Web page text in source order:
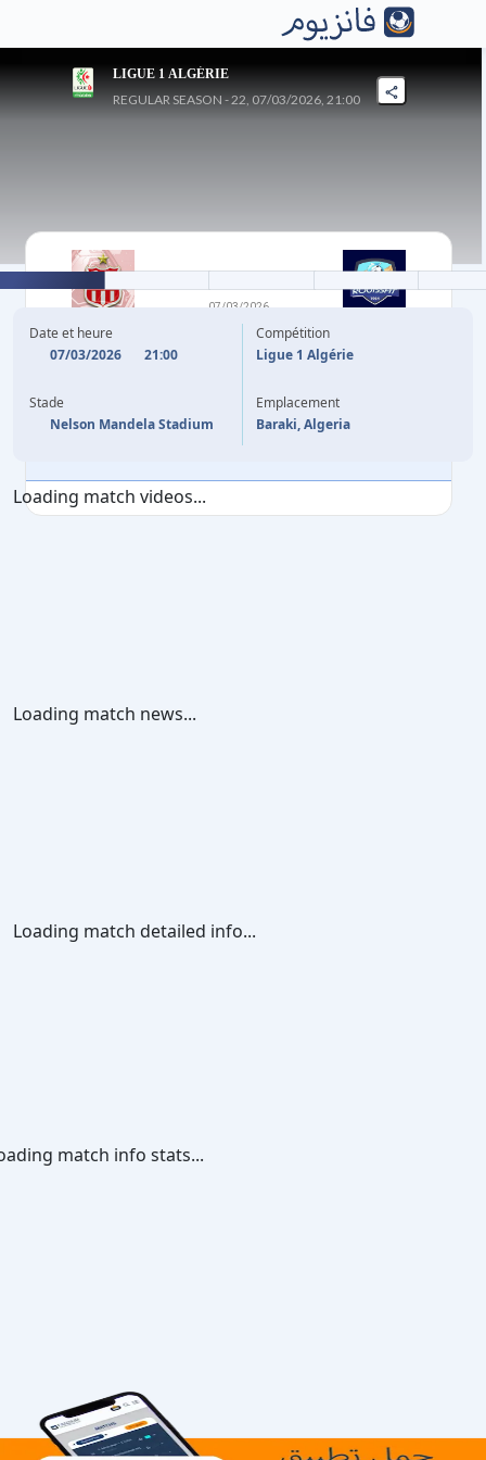
LIGUE 1 ALGÉRIE
REGULAR SEASON - 22, 07/03/2026, 21:00
CR BELOUIZDAD
07/03/2026
MB ROUISSET
8'
29' (P) A. BENGUIT
O. KHIARI
Date et heure
07/03/2026
21:00
Stade
Nelson Mandela Stadium
Compétition
Ligue 1 Algérie
Emplacement
Baraki, Algeria
Loading match videos...
Loading match news...
Loading match detailed info...
match info stats...